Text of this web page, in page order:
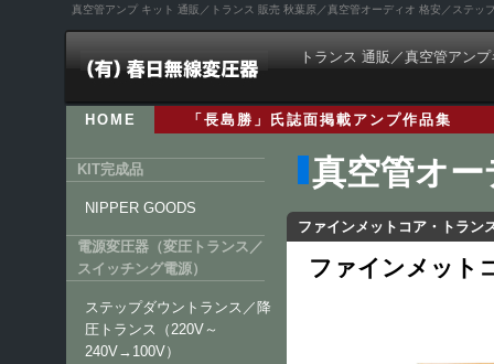
真空管アンプ キット 通販／トランス 販売 秋葉原／真空管オーディオ 格安／ステ
トランス 通販／真空管アン
HOME 「長島勝」氏誌面掲載アンプ作品集
真空管オ
ファインメットコア・トラン
ファインメット
KIT完成品
NIPPER GOODS
電源変圧器（変圧トランス／
スイッチング電源）
ステップダウントランス／降
圧トランス（220V～
240V→100V）